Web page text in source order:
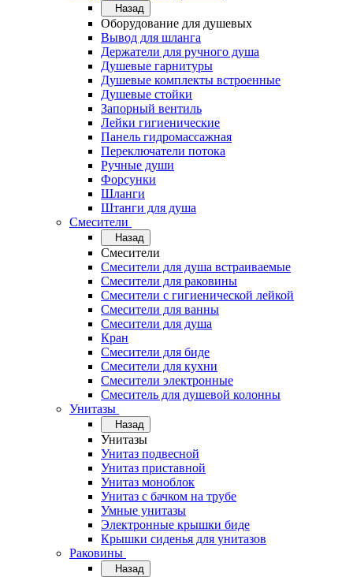
Назад
Оборудование для душевых
Вывод для шланга
Держатели для ручного душа
Душевые гарнитуры
Душевые комплекты встроенные
Душевые стойки
Запорный вентиль
Лейки гигиенические
Панель гидромассажная
Переключатели потока
Ручные души
Форсунки
Шланги
Штанги для душа
Смесители
Назад
Смесители
Смесители для душа встраиваемые
Смесители для раковины
Смесители с гигиенической лейкой
Смесители для ванны
Смесители для душа
Кран
Смесители для биде
Смесители для кухни
Смесители электронные
Смеситель для душевой колонны
Унитазы
Назад
Унитазы
Унитаз подвесной
Унитаз приставной
Унитаз моноблок
Унитаз с бачком на трубе
Умные унитазы
Электронные крышки биде
Крышки сиденья для унитазов
Раковины
Назад